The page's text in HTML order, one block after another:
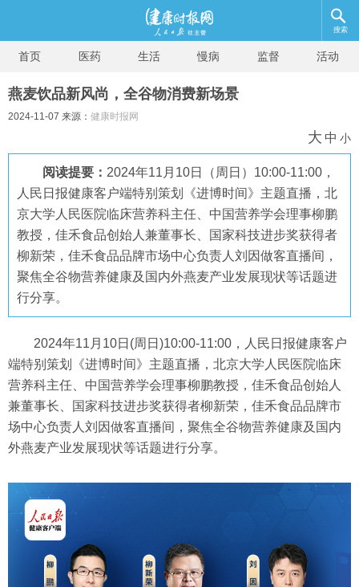
搜索
首页 医药 生活 慢病 监督 活动
燕麦饮品新风尚，全谷物消费新场景
2024-11-07 来源： 健康时报网
大 中 小
阅读提要： 2024年11月10日（周日）10:00-11:00，
人民日报健康客户端特别策划《进博时间》主题直播，北
京大学人民医院临床营养科主任、中国营养学会理事柳鹏
教授，佳禾食品创始人兼董事长、国家科技进步奖获得者
柳新荣，佳禾食品品牌市场中心负责人刘因做客直播间，
聚焦全谷物营养健康及国内外燕麦产业发展现状等话题进
行分享。
2024年11月10日(周日)10:00-11:00，人民日报健康客户
端特别策划《进博时间》主题直播，北京大学人民医院临床
营养科主任、中国营养学会理事柳鹏教授，佳禾食品创始人
兼董事长、国家科技进步奖获得者柳新荣，佳禾食品品牌市
场中心负责人刘因做客直播间，聚焦全谷物营养健康及国内
外燕麦产业发展现状等话题进行分享。